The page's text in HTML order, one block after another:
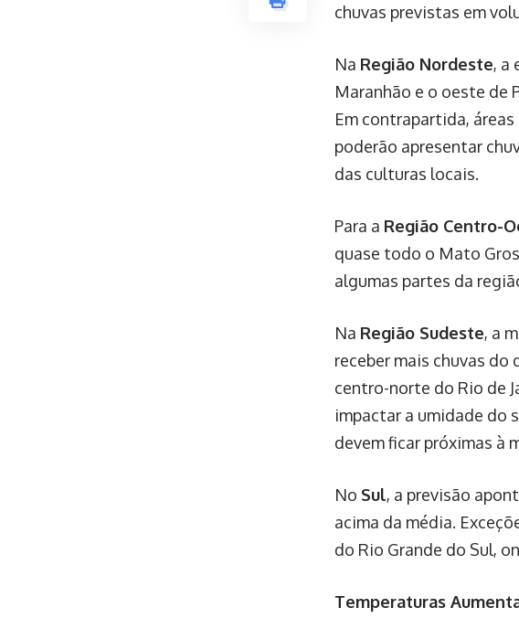
chuvas previstas em
Na Região Nordeste, a
Maranhão e o oeste de
Em contrapartida, áreas
poderão apresentar
das culturas locais.
Para a Região Centro-
quase todo o Mato
algumas partes da
Na Região Sudeste, a
receber mais chuvas do
centro-norte do Rio de
impactar a umidade do
devem ficar próximas à
No Sul, a previsão
acima da média.
do Rio Grande do Sul,
Temperaturas